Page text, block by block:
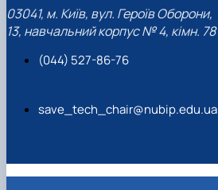
03041, м. Київ, вул. Героїв Оборони,
13, навчальний корпус № 4, кімн. 78
(044) 527-86-76
save_tech_chair@nubip.edu.ua